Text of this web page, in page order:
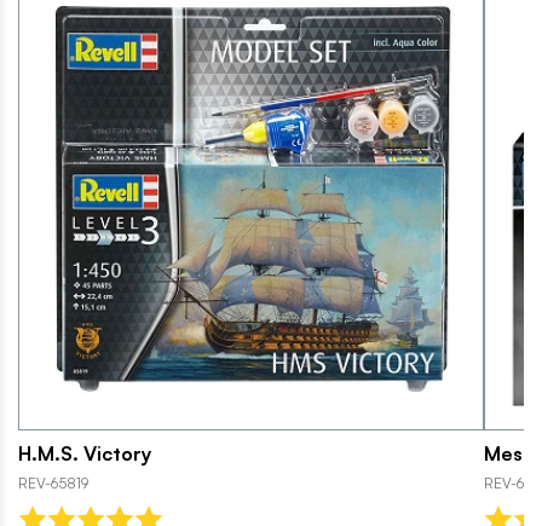
H.M.S. Victory
REV-65819 REV-